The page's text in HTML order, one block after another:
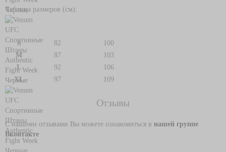
Таблица размеров (см):
S 82
100
M
87
103
L
92
106
XL
97 109
Отзывы
С нашими отзывами Вы можете ознакомиться в нашей группе
Вконтакте